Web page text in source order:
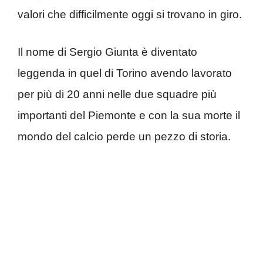
valori che difficilmente oggi si trovano in giro.
Il nome di Sergio Giunta è diventato
leggenda in quel di Torino avendo lavorato
per più di 20 anni nelle due squadre più
importanti del Piemonte e con la sua morte il
mondo del calcio perde un pezzo di storia.